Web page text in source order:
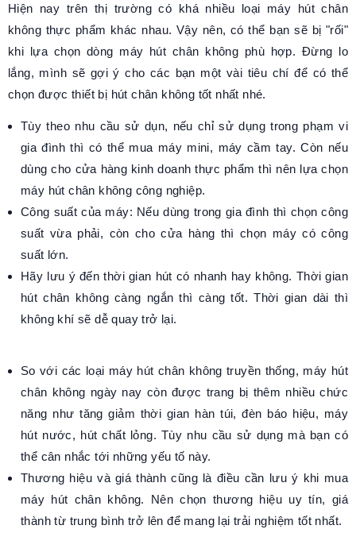
Hiện nay trên thị trường có khá nhiều loại máy hút chân
không thực phẩm khác nhau. Vậy nên, có thể bạn sẽ bị "rối"
khi lựa chọn dòng máy hút chân không phù hợp. Đừng lo
lắng, mình sẽ gợi ý cho các bạn một vài tiêu chí để có thể
chọn được thiết bị hút chân không tốt nhất nhé.
Tùy theo nhu cầu sử dụn, nếu chỉ sử dụng trong phạm vi
gia đình thì có thể mua máy mini, máy cầm tay. Còn nếu
dùng cho cửa hàng kinh doanh thực phẩm thì nên lựa chọn
máy hút chân không công nghiệp.
Công suất của máy: Nếu dùng trong gia đình thì chọn công
suất vừa phải, còn cho cửa hàng thì chọn máy có công
suất lớn.
Hãy lưu ý đến thời gian hút có nhanh hay không. Thời gian
hút chân không càng ngắn thì càng tốt. Thời gian dài thì
không khí sẽ dễ quay trở lại.
So với các loại máy hút chân không truyền thống, máy hút
chân không ngày nay còn được trang bị thêm nhiều chức
năng như tăng giảm thời gian hàn túi, đèn báo hiệu, máy
hút nước, hút chất lỏng. Tùy nhu cầu sử dụng mà bạn có
thể cân nhắc tới những yếu tố này.
Thương hiệu và giá thành cũng là điều cần lưu ý khi mua
máy hút chân không. Nên chọn thương hiệu uy tín, giá
thành từ trung bình trở lên để mang lại trải nghiệm tốt nhất.